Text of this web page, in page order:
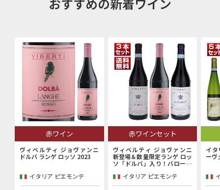
赤ワイン
ヴィベルティ ジョヴァンニ
ドルバ ランゲ ロッソ 2023
イタリア ピエモンテ
赤ワインセット
ヴィベルティ ジョヴァンニ
新登場＆数量限定ランゲ ロッ
ソ「ドルバ」入り！バローロ
産者「ヴィベルティ ジョヴァ
ンニ」赤3本セット
イタリア ピエモンテ
イタ
ーヴ